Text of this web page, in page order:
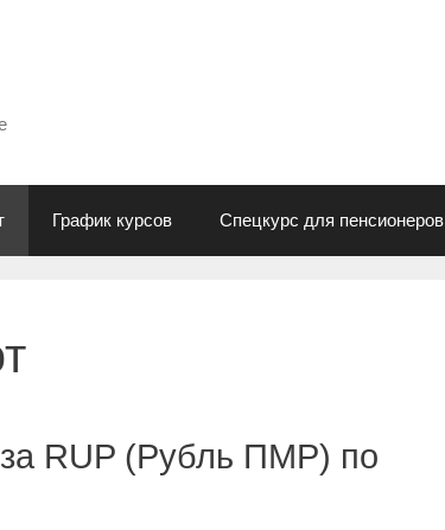
График курсов Спецкурс для пенсионеров
RUP (Рубль ПМР) по